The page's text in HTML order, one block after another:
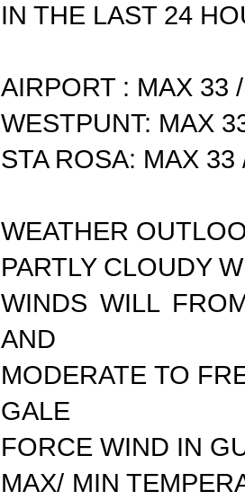
IN THE LAST 24
AIRPORT : MAX 33
WESTPUNT: MAX
STA ROSA: MAX
WEATHER
PARTLY CLOUDY
WINDS WILL
AND
MODERATE TO
GALE
FORCE WIND IN
MAX/ MIN